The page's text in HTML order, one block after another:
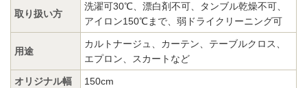
取り扱い方
洗濯可30℃、漂白剤不可、タンブル乾燥不可、
アイロン150℃まで、弱ドライクリーニング可
用途
カルトナージュ、カーテン、テーブルクロス、
エプロン、スカートなど
オリジナル幅 150cm